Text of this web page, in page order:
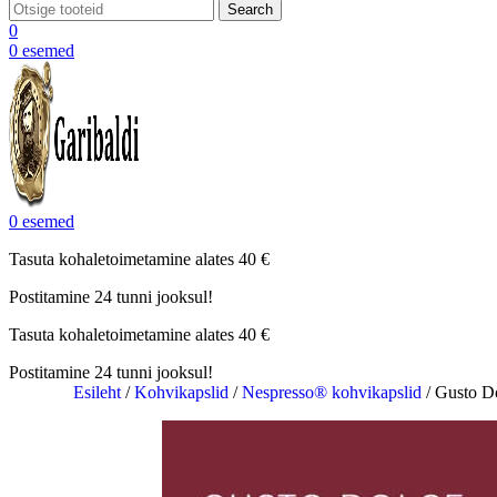
Search
0
0 esemed
0 esemed
Tasuta kohaletoimetamine alates 40 €
Postitamine 24 tunni jooksul!
Tasuta kohaletoimetamine alates 40 €
Postitamine 24 tunni jooksul!
Esileht / Kohvikapslid / Nespresso® kohvikapslid / Gusto